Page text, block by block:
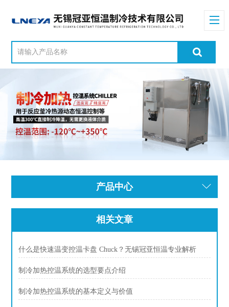
产品中心
相关文章
什么是快速温变控温卡盘 Chuck？无锡冠亚恒温专业解析
制冷加热控温系统的选型要点介绍
制冷加热控温系统的基本定义与价值